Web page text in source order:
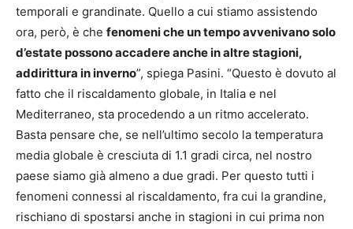
temporali e grandinate. Quello a cui stiamo assistendo
ora, però, è che fenomeni che un tempo avvenivano solo
d’estate possono accadere anche in altre stagioni,
addirittura in inverno”, spiega Pasini. “Questo è dovuto al
fatto che il riscaldamento globale, in Italia e nel
Mediterraneo, sta procedendo a un ritmo accelerato.
Basta pensare che, se nell’ultimo secolo la temperatura
media globale è cresciuta di 1.1 gradi circa, nel nostro
paese siamo già almeno a due gradi. Per questo tutti i
fenomeni connessi al riscaldamento, fra cui la grandine,
rischiano di spostarsi anche in stagioni in cui prima non